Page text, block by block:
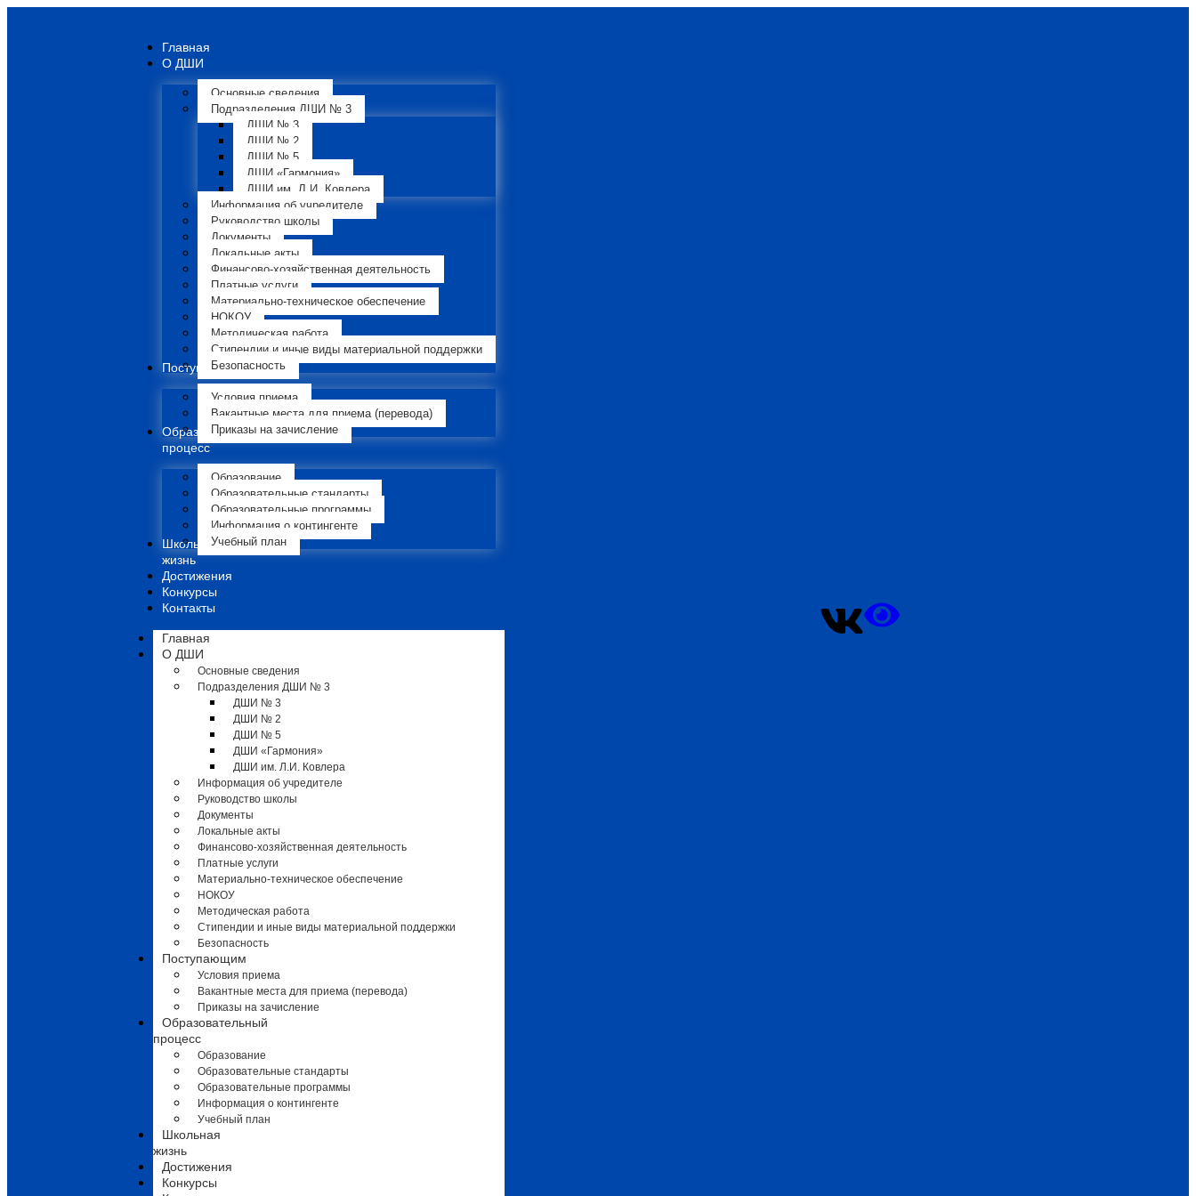
Главная
О ДШИ
Основные сведения
Подразделения ДШИ № 3
ДШИ № 3
ДШИ № 2
ДШИ № 5
ДШИ «Гармония»
ДШИ им. Л.И. Ковлера
Информация об учредителе
Руководство школы
Документы
Локальные акты
Финансово-хозяйственная деятельность
Платные услуги
Материально-техническое обеспечение
НОКОУ
Методическая работа
Стипендии и иные виды материальной поддержки
Безопасность
Поступающим
Условия приема
Вакантные места для приема (перевода)
Приказы на зачисление
Образовательный
процесс
Образование
Образовательные стандарты
Образовательные программы
Информация о контингенте
Учебный план
Школьная
жизнь
Достижения
Конкурсы
Контакты
Главная
О ДШИ
Основные сведения
Подразделения ДШИ № 3
ДШИ № 3
ДШИ № 2
ДШИ № 5
ДШИ «Гармония»
ДШИ им. Л.И. Ковлера
Информация об учредителе
Руководство школы
Документы
Локальные акты
Финансово-хозяйственная деятельность
Платные услуги
Материально-техническое обеспечение
НОКОУ
Методическая работа
Стипендии и иные виды материальной поддержки
Безопасность
Поступающим
Условия приема
Вакантные места для приема (перевода)
Приказы на зачисление
Образовательный
процесс
Образование
Образовательные стандарты
Образовательные программы
Информация о контингенте
Учебный план
Школьная
жизнь
Достижения
Конкурсы